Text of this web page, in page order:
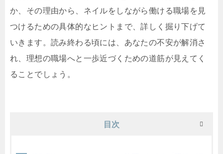
か、その理由から、ネイルをしながら働ける職場を見
つけるための具体的なヒントまで、詳しく掘り下げて
いきます。読み終わる頃には、あなたの不安が解消さ
れ、理想の職場へと一歩近づくための道筋が見えてく
ることでしょう。
目次